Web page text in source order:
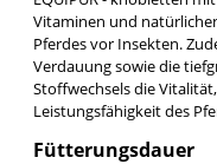
Vitaminen und
Pferdes vor Insekten.
Verdauung sowie die
Stoffwechsels die
Leistungsfähigkeit des
Fütterungsdauer